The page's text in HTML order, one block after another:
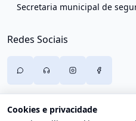
Secretaria municipal de
Redes Sociais
Cookies e privacidade